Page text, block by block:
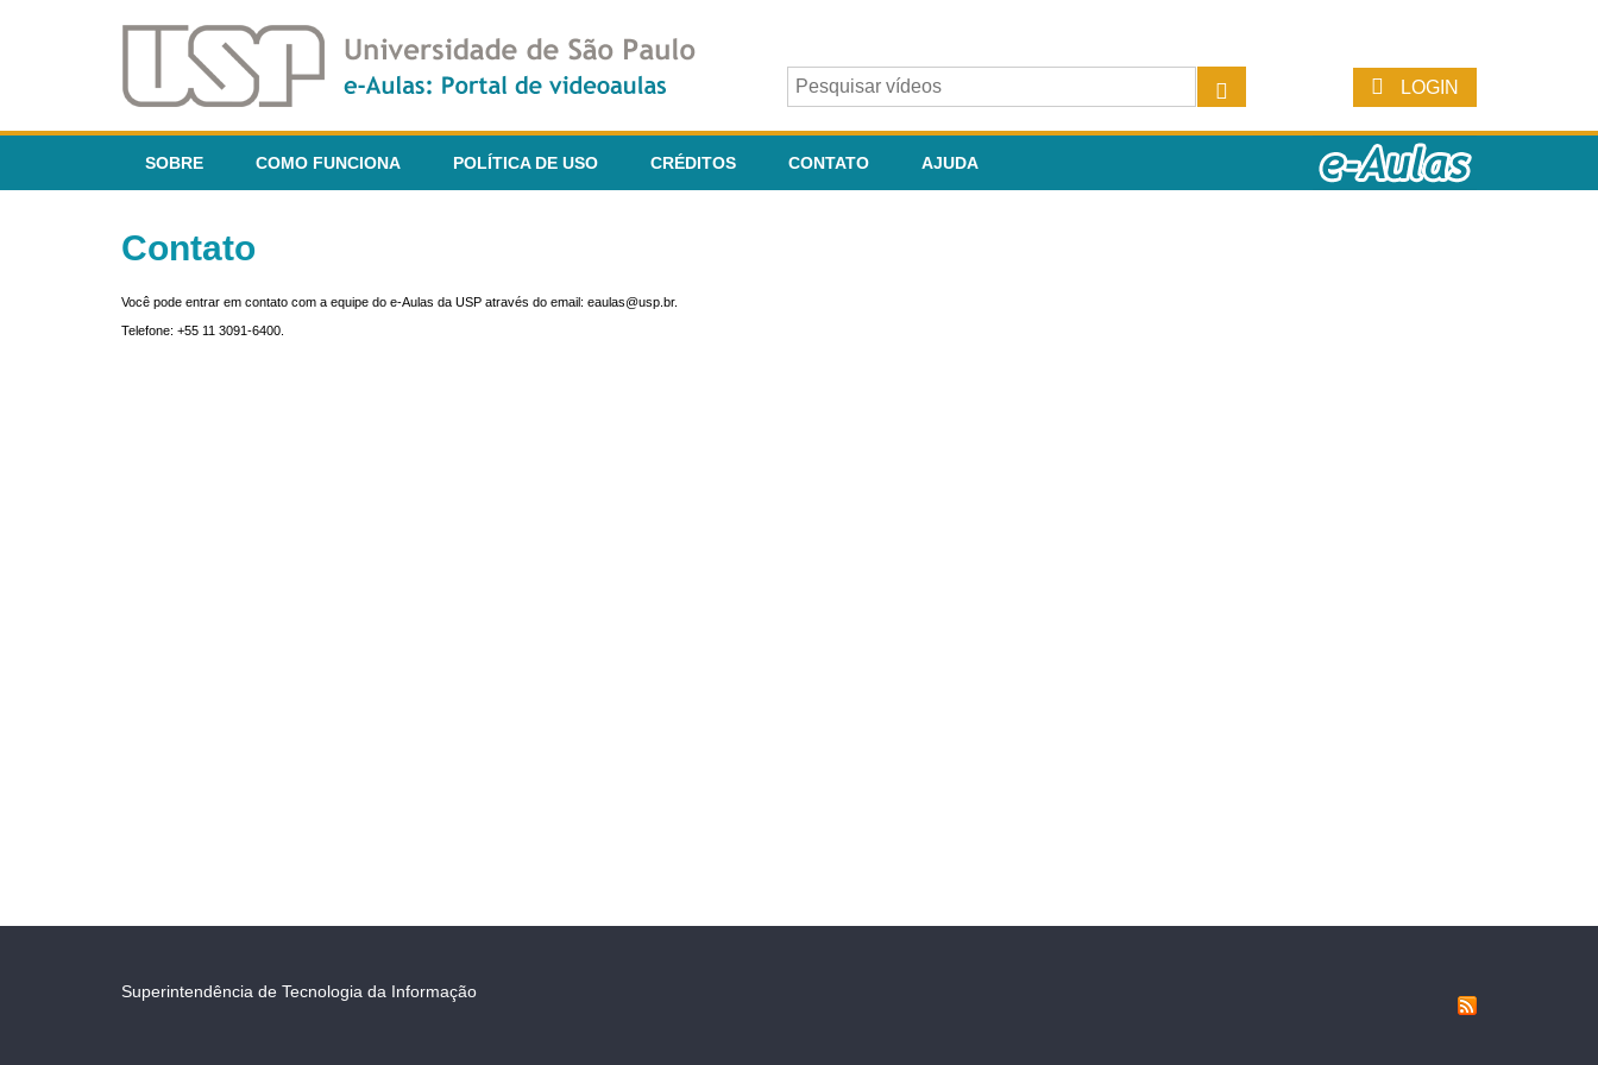
LOGIN
SOBRE COMO FUNCIONA POLÍTICA DE USO CRÉDITOS CONTATO AJUDA
Contato
Você pode entrar em contato com a equipe do e-Aulas da USP através do email: eaulas@usp.br.
Telefone: +55 11 3091-6400.
Superintendência de Tecnologia da Informação